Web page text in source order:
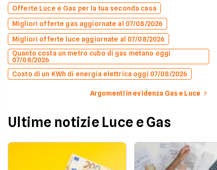
Offerte Luce e Gas per la tua seconda casa
Migliori offerte gas aggiornate al 07/08/2026
Migliori offerte luce aggiornate al 07/08/2026
Quanto costa un metro cubo di gas metano oggi
07/08/2026
Costo di un KWh di energia elettrica oggi 07/08/2026
Argomenti in evidenza Gas e Luce
Ultime notizie Luce e Gas